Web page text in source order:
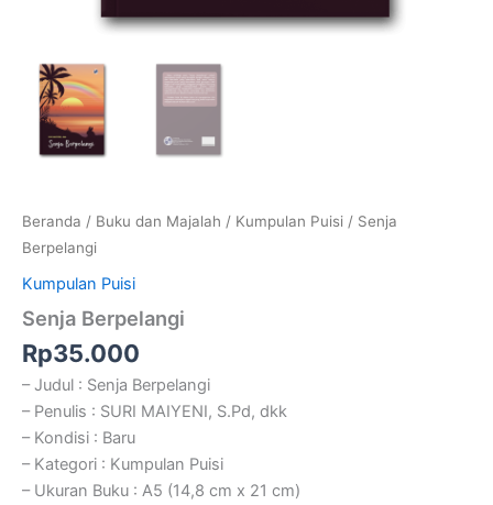
Beranda / Buku dan Majalah / Kumpulan Puisi / Senja
Berpelangi
Kumpulan Puisi
Senja Berpelangi
Rp35.000
– Judul : Senja Berpelangi
– Penulis : SURI MAIYENI, S.Pd, dkk
– Kondisi : Baru
– Kategori : Kumpulan Puisi
– Ukuran Buku : A5 (14,8 cm x 21 cm)